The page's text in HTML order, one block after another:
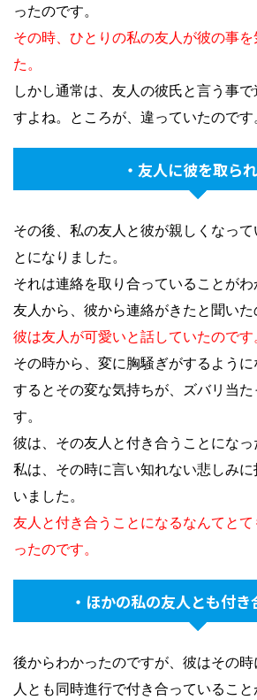
ったのです。
その時、ひとりの私の友人が彼の事
た。
しかし通常は、友人の彼氏と言う事
すよね。ところが、違っていたのです
・友人に彼を取ら
その後、私の友人と彼が親しくなっ
とになりました。
それは連絡を取り合っていることがわ
友人から、彼から連絡がきたと聞いた
彼は友人が可愛いと話していたのです
その時から、変に胸騒ぎがするように
するとその変な気持ちが、ズバリ当
す。
彼は、その友人と付き合うことになっ
私は、その時に言い知れない悲しみに
いました。
友人と付き合うことになるなんてと
ったのです。
・ほかの私の友人とも付き
後からわかったのですが、彼はその
人とも同時進行で付き合っていること